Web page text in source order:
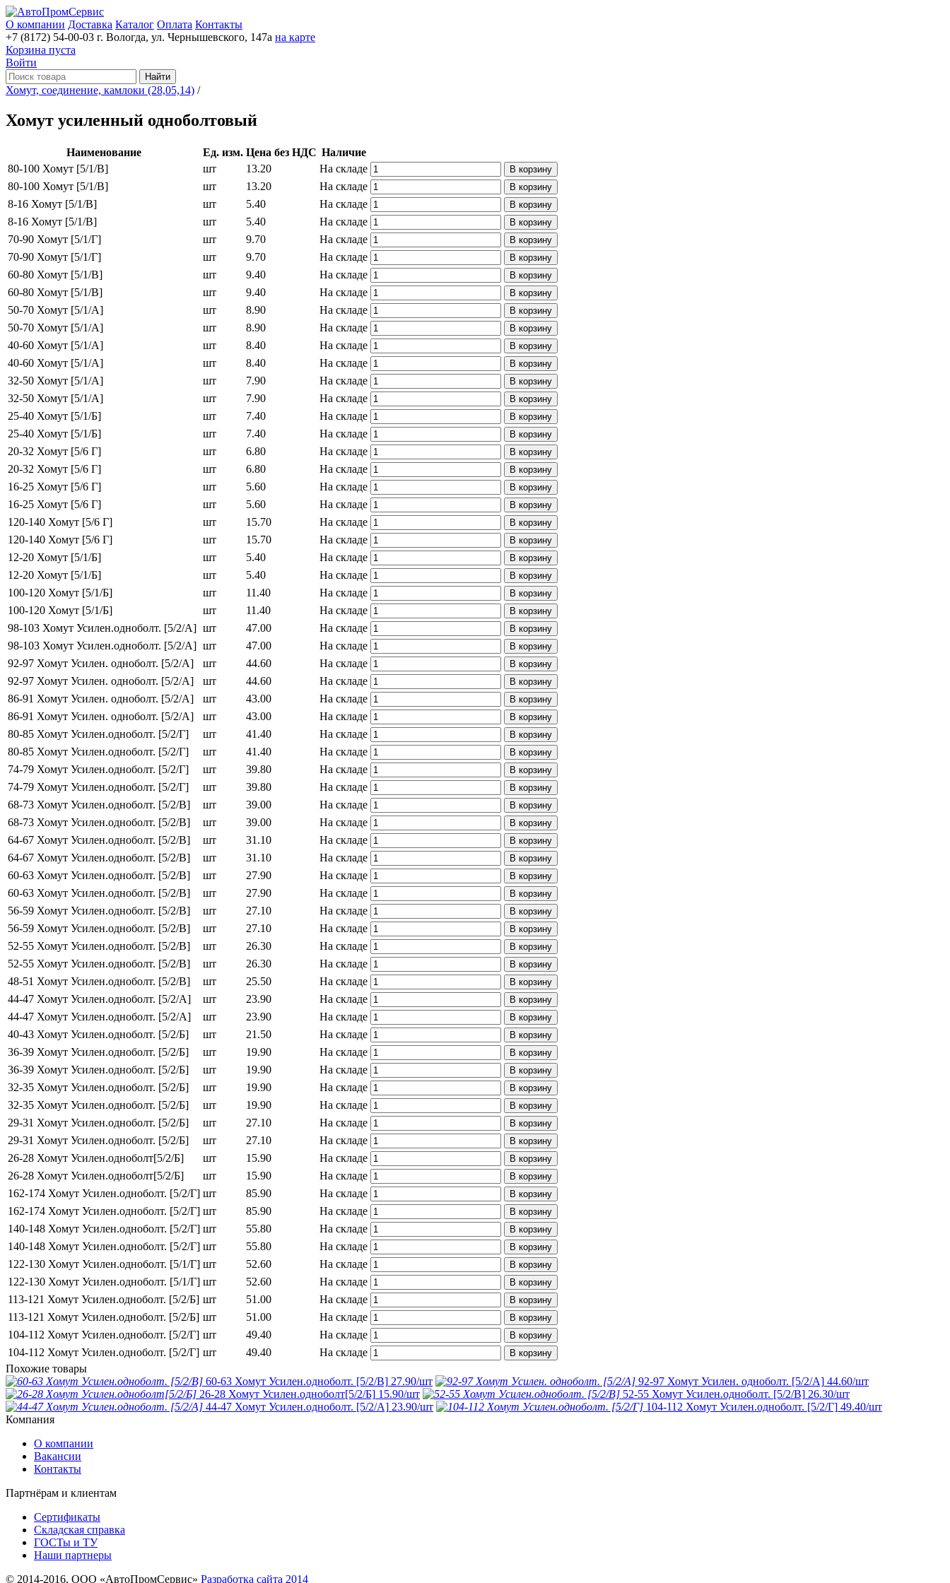
О компании Доставка Каталог Оплата Контакты
+7 (8172) 54-00-03 г. Вологда, ул. Чернышевского, 147а на карте
Корзина пуста
Войти
Найти
Хомут, соединение, камлоки (28,05,14) /
Хомут усиленный одноболтовый
Наименование Ед. изм. Цена без НДС Наличие
80-100 Хомут [5/1/В]
шт 13.20 На складе В корзину
80-100 Хомут [5/1/В] шт 13.20 На складе В корзину
8-16 Хомут [5/1/В] шт 5.40 На складе В корзину
8-16 Хомут [5/1/В] шт 5.40 На складе В корзину
70-90 Хомут [5/1/Г] шт 9.70 На складе В корзину
70-90 Хомут [5/1/Г] шт 9.70 На складе В корзину
60-80 Хомут [5/1/В] шт 9.40 На складе В корзину
60-80 Хомут [5/1/В] шт 9.40 На складе В корзину
50-70 Хомут [5/1/A] шт 8.90 На складе В корзину
50-70 Хомут [5/1/A] шт 8.90 На складе В корзину
40-60 Хомут [5/1/A] шт 8.40 На складе В корзину
40-60 Хомут [5/1/A] шт 8.40 На складе В корзину
32-50 Хомут [5/1/A] шт 7.90 На складе В корзину
32-50 Хомут [5/1/A] шт 7.90 На складе В корзину
25-40 Хомут [5/1/Б] шт 7.40 На складе В корзину
25-40 Хомут [5/1/Б] шт 7.40 На складе В корзину
20-32 Хомут [5/6 Г] шт 6.80 На складе В корзину
20-32 Хомут [5/6 Г] шт 6.80 На складе В корзину
16-25 Хомут [5/6 Г] шт 5.60 На складе В корзину
16-25 Хомут [5/6 Г] шт 5.60 На складе В корзину
120-140 Хомут [5/6 Г] шт 15.70 На складе В корзину
120-140 Хомут [5/6 Г] шт 15.70 На складе В корзину
12-20 Хомут [5/1/Б] шт 5.40 На складе В корзину
12-20 Хомут [5/1/Б] шт 5.40 На складе В корзину
100-120 Хомут [5/1/Б] шт 11.40 На складе В корзину
100-120 Хомут [5/1/Б] шт 11.40 На складе В корзину
98-103 Хомут Усилен.одноболт. [5/2/А] шт 47.00 На складе В корзину
98-103 Хомут Усилен.одноболт. [5/2/А] шт 47.00 На складе В корзину
92-97 Хомут Усилен. одноболт. [5/2/А] шт 44.60 На складе В корзину
92-97 Хомут Усилен. одноболт. [5/2/А] шт 44.60 На складе В корзину
86-91 Хомут Усилен. одноболт. [5/2/А] шт 43.00 На складе В корзину
86-91 Хомут Усилен. одноболт. [5/2/А] шт 43.00 На складе В корзину
80-85 Хомут Усилен.одноболт. [5/2/Г] шт 41.40 На складе В корзину
80-85 Хомут Усилен.одноболт. [5/2/Г] шт 41.40 На складе В корзину
74-79 Хомут Усилен.одноболт. [5/2/Г] шт 39.80 На складе В корзину
74-79 Хомут Усилен.одноболт. [5/2/Г] шт 39.80 На складе В корзину
68-73 Хомут Усилен.одноболт. [5/2/В] шт 39.00 На складе В корзину
68-73 Хомут Усилен.одноболт. [5/2/В] шт 39.00 На складе В корзину
64-67 Хомут Усилен.одноболт. [5/2/В] шт 31.10 На складе В корзину
64-67 Хомут Усилен.одноболт. [5/2/В] шт 31.10 На складе В корзину
60-63 Хомут Усилен.одноболт. [5/2/В] шт 27.90 На складе В корзину
60-63 Хомут Усилен.одноболт. [5/2/В] шт 27.90 На складе В корзину
56-59 Хомут Усилен.одноболт. [5/2/В] шт 27.10 На складе В корзину
56-59 Хомут Усилен.одноболт. [5/2/В] шт 27.10 На складе В корзину
52-55 Хомут Усилен.одноболт. [5/2/В] шт 26.30 На складе В корзину
52-55 Хомут Усилен.одноболт. [5/2/В] шт 26.30 На складе В корзину
48-51 Хомут Усилен.одноболт. [5/2/В] шт 25.50 На складе В корзину
44-47 Хомут Усилен.одноболт. [5/2/А] шт 23.90 На складе В корзину
44-47 Хомут Усилен.одноболт. [5/2/А] шт 23.90 На складе В корзину
40-43 Хомут Усилен.одноболт. [5/2/Б] шт 21.50 На складе В корзину
36-39 Хомут Усилен.одноболт. [5/2/Б] шт 19.90 На складе В корзину
36-39 Хомут Усилен.одноболт. [5/2/Б] шт 19.90 На складе В корзину
32-35 Хомут Усилен.одноболт. [5/2/Б] шт 19.90 На складе В корзину
32-35 Хомут Усилен.одноболт. [5/2/Б] шт 19.90 На складе В корзину
29-31 Хомут Усилен.одноболт. [5/2/Б] шт 27.10 На складе В корзину
29-31 Хомут Усилен.одноболт. [5/2/Б] шт 27.10 На складе В корзину
26-28 Хомут Усилен.одноболт[5/2/Б] шт 15.90 На складе В корзину
26-28 Хомут Усилен.одноболт[5/2/Б] шт 15.90 На складе В корзину
162-174 Хомут Усилен.одноболт. [5/2/Г] шт 85.90 На складе В корзину
162-174 Хомут Усилен.одноболт. [5/2/Г] шт 85.90 На складе В корзину
140-148 Хомут Усилен.одноболт. [5/2/Г] шт 55.80 На складе В корзину
140-148 Хомут Усилен.одноболт. [5/2/Г] шт 55.80 На складе В корзину
122-130 Хомут Усилен.одноболт. [5/1/Г] шт 52.60 На складе В корзину
122-130 Хомут Усилен.одноболт. [5/1/Г] шт 52.60 На складе В корзину
113-121 Хомут Усилен.одноболт. [5/2/Б] шт 51.00 На складе В корзину
113-121 Хомут Усилен.одноболт. [5/2/Б] шт 51.00 На складе В корзину
104-112 Хомут Усилен.одноболт. [5/2/Г] шт 49.40 На складе В корзину
104-112 Хомут Усилен.одноболт. [5/2/Г] шт 49.40 На складе В корзину
Похожие товары
60-63 Хомут Усилен.одноболт. [5/2/В] 27.90/шт 92-97 Хомут Усилен. одноболт. [5/2/А] 44.60/шт
26-28 Хомут Усилен.одноболт[5/2/Б] 15.90/шт 52-55 Хомут Усилен.одноболт. [5/2/В] 26.30/шт
44-47 Хомут Усилен.одноболт. [5/2/А] 23.90/шт 104-112 Хомут Усилен.одноболт. [5/2/Г] 49.40/шт
Компания
О компании
Вакансии
Контакты
Партнёрам и клиентам
Сертификаты
Складская справка
ГОСТы и ТУ
Наши партнеры
© 2014-2016, ООО «АвтоПромСервис» Разработка сайта 2014